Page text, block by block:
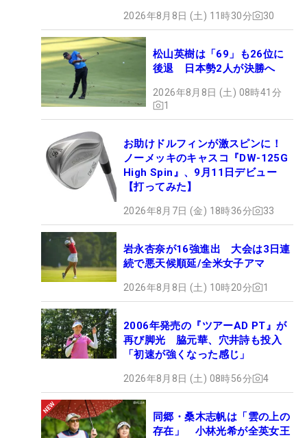
2026年8月8日 (土) 11時30分 30
松山英樹は「69」も26位に
後退 日本勢2人が決勝へ
2026年8月8日 (土) 08時41分
1
お助けドルフィンが激スピンに！
ノーメッキのキャスコ『DW-125G
High Spin』、9月11日デビュー
【打ってみた】
2026年8月7日 (金) 18時36分 33
岩永杏奈が16強進出 大会は3日連
続で悪天候順延/全米女子アマ
2026年8月8日 (土) 10時20分 1
2006年発売の『ツアーAD PT』が
再び脚光 脇元華、穴井詩も投入
「初速が強くなった感じ」
2026年8月8日 (土) 08時56分 4
同郷・桑木志帆は「雲の上の
存在」 小林光希が全英女王